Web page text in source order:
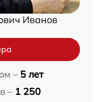
Иванов
– 5 лет
– 1 250